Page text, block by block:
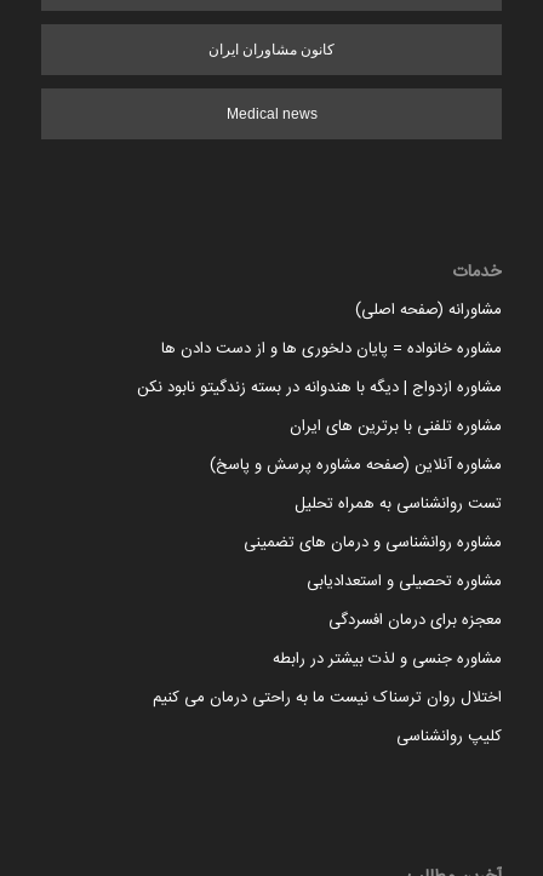
کانون مشاوران ایران
Medical news
خدمات
مشاورانه (صفحه اصلی)
مشاوره خانواده = پایان دلخوری ها و از دست دادن ها
مشاوره ازدواج | دیگه با هندوانه در بسته زندگیتو نابود نکن
مشاوره تلفنی با برترین های ایران
مشاوره آنلاین (صفحه مشاوره پرسش و پاسخ)
تست روانشناسی به همراه تحلیل
مشاوره روانشناسی و درمان های تضمینی
مشاوره تحصیلی و استعدادیابی
معجزه برای درمان افسردگی
مشاوره جنسی و لذت بیشتر در رابطه
اختلال روان ترسناک نیست ما به راحتی درمان می کنیم
کلیپ روانشناسی